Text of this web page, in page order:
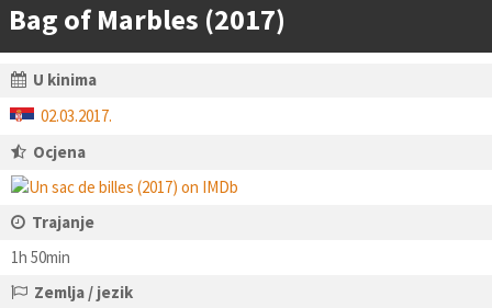
Bag of Marbles (2017)
U kinima
02.03.2017.
Ocjena
Trajanje
1h 50min
Zemlja / jezik